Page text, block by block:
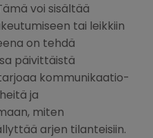
voi sisältää
tai leikkiin
on tehdä
päivittäistä
kommunikaatio-
ja
miten
arjen tilanteisiin.